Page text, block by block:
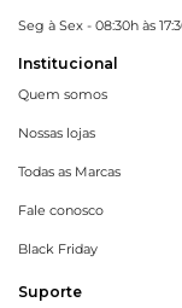
Seg à Sex - 08:30h às
Institucional
Quem somos
Nossas lojas
Todas as Marcas
Fale conosco
Black Friday
Suporte